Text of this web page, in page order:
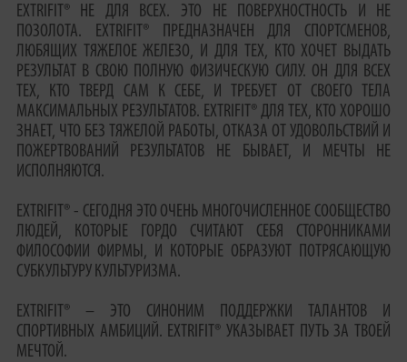
EXTRIFIT® НЕ ДЛЯ ВСЕХ. ЭТО НЕ ПОВЕРХНОСТНОСТЬ И НЕ
ПОЗОЛОТА. EXTRIFIT® ПРЕДНАЗНАЧЕН ДЛЯ СПОРТСМЕНОВ,
ЛЮБЯЩИХ ТЯЖЕЛОЕ ЖЕЛЕЗО, И ДЛЯ ТЕХ, КТО ХОЧЕТ ВЫДАТЬ
РЕЗУЛЬТАТ В СВОЮ ПОЛНУЮ ФИЗИЧЕСКУЮ СИЛУ. ОН ДЛЯ ВСЕХ
ТЕХ, КТО ТВЕРД САМ К СЕБЕ, И ТРЕБУЕТ ОТ СВОЕГО ТЕЛА
МАКСИМАЛЬНЫХ РЕЗУЛЬТАТОВ. EXTRIFIT® ДЛЯ ТЕХ, КТО ХОРОШО
ЗНАЕТ, ЧТО БЕЗ ТЯЖЕЛОЙ РАБОТЫ, ОТКАЗА ОТ УДОВОЛЬСТВИЙ И
ПОЖЕРТВОВАНИЙ РЕЗУЛЬТАТОВ НЕ БЫВАЕТ, И МЕЧТЫ НЕ
ИСПОЛНЯЮТСЯ.
EXTRIFIT® - СЕГОДНЯ ЭТО ОЧЕНЬ МНОГОЧИСЛЕННОЕ СООБЩЕСТВО
ЛЮДЕЙ, КОТОРЫЕ ГОРДО СЧИТАЮТ СЕБЯ СТОРОННИКАМИ
ФИЛОСОФИИ ФИРМЫ, И КОТОРЫЕ ОБРАЗУЮТ ПОТРЯСАЮЩУЮ
СУБКУЛЬТУРУ КУЛЬТУРИЗМА.
EXTRIFIT® – ЭТО СИНОНИМ ПОДДЕРЖКИ ТАЛАНТОВ И
СПОРТИВНЫХ АМБИЦИЙ. EXTRIFIT® УКАЗЫВАЕТ ПУТЬ ЗА ТВОЕЙ
МЕЧТОЙ.